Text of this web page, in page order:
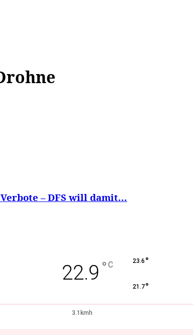
– DFS will damit...
22.9 ° C 23.6 °
21.7°
3.1kmh